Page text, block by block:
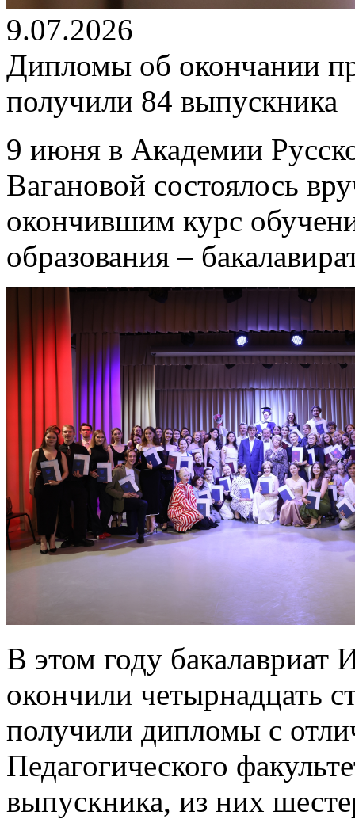
9.07.2026
Дипломы об окончании
получили 84 выпускника
9 июня в Академии
Вагановой состоялось
окончившим курс
образования –
В этом году бакалавриат
окончили четырнадцать
получили дипломы с
Педагогического
выпускника, из них